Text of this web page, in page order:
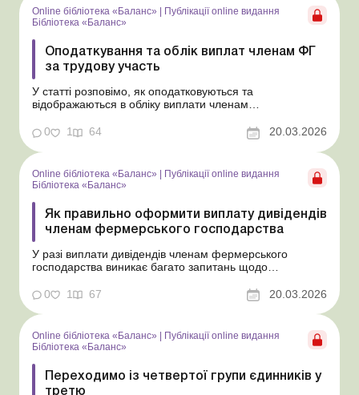
Online бібліотека «Баланс»
Публікації online видання
Бібліотека «Баланс»
Оподаткування та облік виплат членам ФГ
за трудову участь
У статті розповімо, як оподатковуються та
відображаються в обліку виплати членам
не є зарплатою та не вважаються дивідендами.
Бібліотека Баланс № 5 «Дивіденди: інструкція з
оформлення, обліку та оподаткування» На відміну від
осіб, з...
0 1 64 20.03.2026
Online бібліотека «Баланс» | Публікації online видання
Бібліотека «Баланс»
Як правильно оформити виплату дивідендів
членам фермерського господарства
У разі виплати дивідендів членам фермерського
господарства виникає багато запитань щодо
оформлення. Відповіді на основні з них надамо в цій
статті. Бібліотека Баланс № 5 «Дивіденди: інструкція з
оформлення, обліку та оподаткування» Поряд...
0 1 67 20.03.2026
Online бібліотека «Баланс» | Публікації online видання
Бібліотека «Баланс»
Переходимо із четвертої групи єдинників у
третю